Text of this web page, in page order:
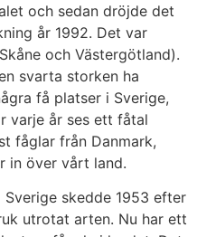
och sedan dröjde det
år 1992. Det var
och Västergötland).
svarta storken ha
få platser i Sverige,
varje år ses ett fåtal
fåglar från Danmark,
in över vårt land.
skedde 1953 efter
utrotat arten. Nu har ett